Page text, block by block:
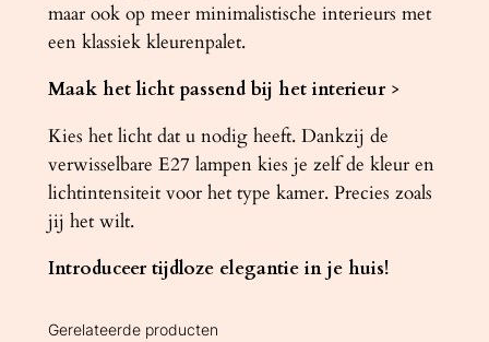
maar ook op meer minimalistische interieurs met
een klassiek kleurenpalet.
Maak het licht passend bij het interieur>
Kies het licht dat u nodig heeft. Dankzij de
verwisselbare E27 lampen kies je zelf de kleur en
lichtintensiteit voor het type kamer. Precies zoals
jij het wilt.
Introduceer tijdloze elegantie in je huis!
Gerelateerde producten